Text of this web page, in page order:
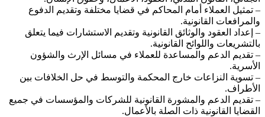
– تمثيل العملاء أمام المحاكم في قضايا مختلفة وتقديم الدفوع
والمرافعات القانونية.
– إعداد العقود والوثائق القانونية وتقديم الاستشارات فيما يتعلق
بالتشريعات واللوائح القانونية.
– تقديم الدعم والمساعدة للعملاء في مسائل الإرث والشؤون
الأسرية.
– تسوية النزاعات خارج المحكمة والتوسط في حل الخلافات بين
الأطراف.
– تقديم الدعم والمشورة القانونية للشركات والمؤسسات في جميع
القضايا القانونية ذات الصلة بالأعمال.